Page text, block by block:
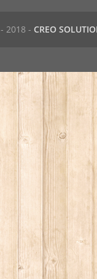
- 2018 - CREO